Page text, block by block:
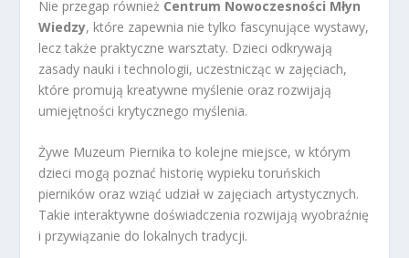
Nie przegap również Centrum Nowoczesności Młyn
Wiedzy, które zapewnia nie tylko fascynujące wystawy,
lecz także praktyczne warsztaty. Dzieci odkrywają
zasady nauki i technologii, uczestnicząc w zajęciach,
które promują kreatywne myślenie oraz rozwijają
umiejętności krytycznego myślenia.
Żywe Muzeum Piernika to kolejne miejsce, w którym
dzieci mogą poznać historię wypieku toruńskich
pierników oraz wziąć udział w zajęciach artystycznych.
Takie interaktywne doświadczenia rozwijają wyobraźnię
i przywiązanie do lokalnych tradycji.